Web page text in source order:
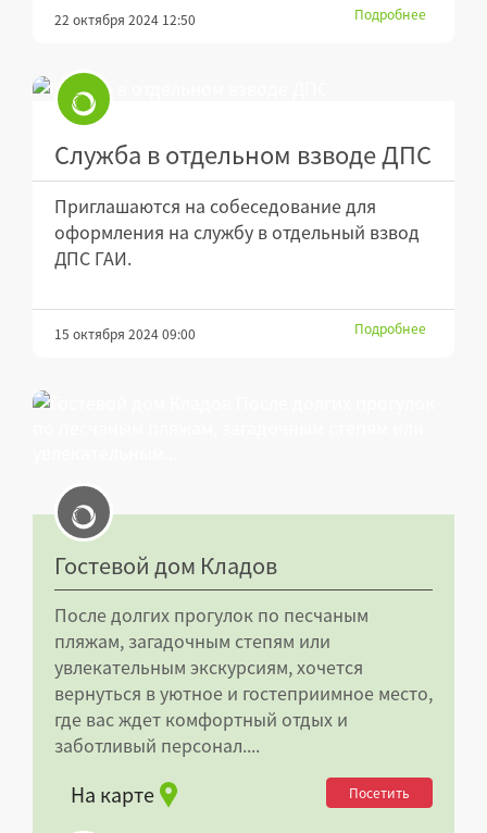
22 октября 2024 12:50 Подробнее
Служба в отдельном взводе ДПС
Приглашаются на собеседование для
оформления на службу в отдельный взвод
ДПС ГАИ.
15 октября 2024 09:00 Подробнее
Гостевой дом Кладов
После долгих прогулок по песчаным
пляжам, загадочным степям или
увлекательным экскурсиям, хочется
вернуться в уютное и гостеприимное место,
где вас ждет комфортный отдых и
заботливый персонал....
На карте Посетить